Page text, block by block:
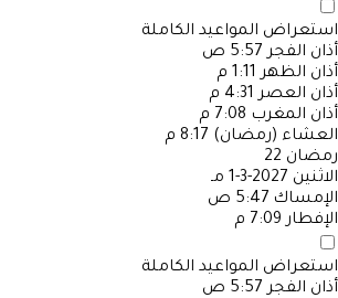
استعراض المواعيد الكاملة
أذان الفجر 5:57 ص
أذان الظهر 1:11 م
أذان العصر 4:31 م
أذان المغرب 7:08 م
العشاء (رمضان) 8:17 م
رمضان 22
الاثنين 2027-3-1 مـ
الإمساك 5:47 ص
الإفطار 7:09 م
استعراض المواعيد الكاملة
أذان الفجر 5:57 ص